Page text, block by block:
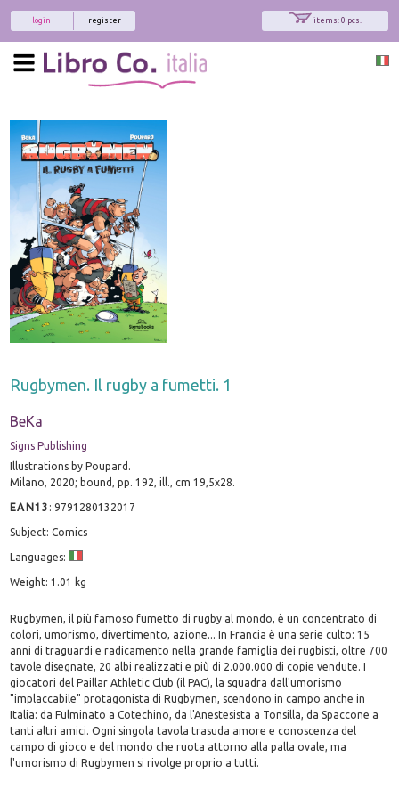
items: 0 pcs.
register
login
Rugbymen. Il rugby a fumetti. 1
BeKa
Signs Publishing
Illustrations by Poupard.
Milano, 2020; bound, pp. 192, ill., cm 19,5x28.
EAN13 :9791280132017
Subject: Comics
Languages:
Weight: 1.01 kg
Rugbymen, il più famoso fumetto di rugby al mondo, è un concentrato di
colori, umorismo, divertimento, azione... In Francia è una serie culto: 15
anni di traguardi e radicamento nella grande famiglia dei rugbisti, oltre 700
tavole disegnate, 20 albi realizzati e più di 2.000.000 di copie vendute. I
giocatori del Paillar Athletic Club (il PAC), la squadra dall'umorismo
"implaccabile" protagonista di Rugbymen, scendono in campo anche in
Italia: da Fulminato a Cotechino, da l'Anestesista a Tonsilla, da Spaccone a
tanti altri amici. Ogni singola tavola trasuda amore e conoscenza del
campo di gioco e del mondo che ruota attorno alla palla ovale, ma
l'umorismo di Rugbymen si rivolge proprio a tutti.